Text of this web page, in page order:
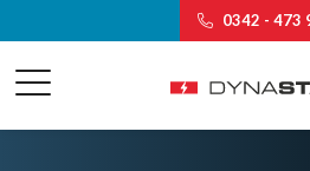
0342 - 473